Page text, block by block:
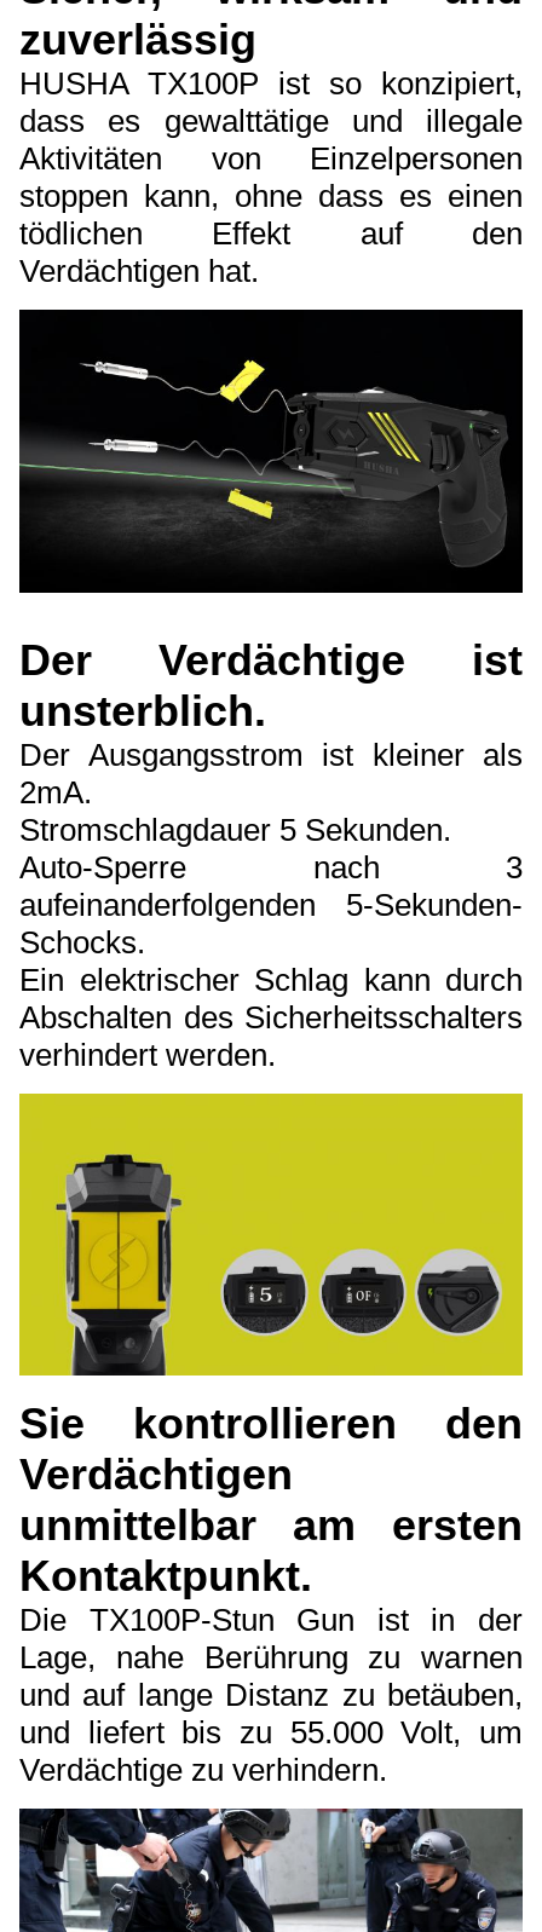
zuverlässig
HUSHA TX100P ist so konzipiert,
dass es gewalttätige und illegale
Aktivitäten von Einzelpersonen
stoppen kann, ohne dass es einen
tödlichen Effekt auf den
Verdächtigen hat.
Der Verdächtige ist
unsterblich.
Der Ausgangsstrom ist kleiner als
2mA.
Stromschlagdauer 5 Sekunden.
Auto-Sperre nach 3
aufeinanderfolgenden 5-Sekunden-
Schocks.
Ein elektrischer Schlag kann durch
Abschalten des Sicherheitsschalters
verhindert werden.
Sie kontrollieren den
Verdächtigen
unmittelbar am ersten
Kontaktpunkt.
Die TX100P-Stun Gun ist in der
Lage, nahe Berührung zu warnen
und auf lange Distanz zu betäuben,
und liefert bis zu 55.000 Volt, um
Verdächtige zu verhindern.